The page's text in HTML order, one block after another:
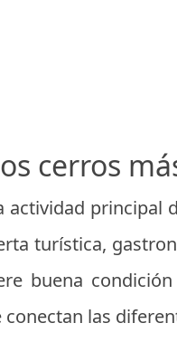
cerros
actividad principal
turística,
buena
las